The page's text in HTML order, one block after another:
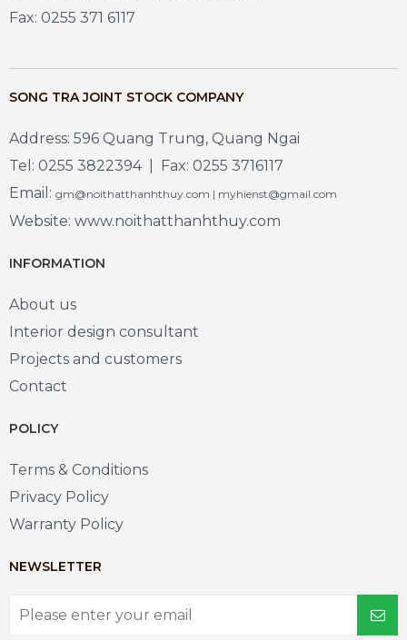
Fax: 0255 371 6117
SONG TRA JOINT STOCK COMPANY
Address: 596 Quang Trung, Quang Ngai
Tel: 0255 3822394 | Fax: 0255 3716117
Email: gm@noithatthanhthuy.com | myhienst@gmail.com
Website: www.noithatthanhthuy.com
INFORMATION
About us
Interior design consultant
Projects and customers
Contact
POLICY
Terms & Conditions
Privacy Policy
Warranty Policy
NEWSLETTER